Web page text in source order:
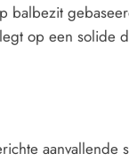
balbezit
op een solide